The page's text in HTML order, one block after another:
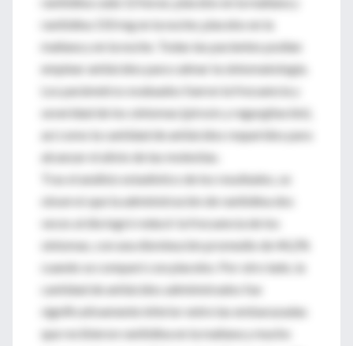
ranitidina 150 mg en la noche; placebo en la
mañana y en la noche. Todas las pacientes podían
emplear antiácidos para calmar la sintomatología.
Los parámetros evaluados fueron la frecuencia y
severidad de los síntomas (pirosis y regurgitación),
así como la cantidad de antiácidos requeridos para
alcanzar el alivio de las molestias.
Tras el análisis estadístico de los resultados, se
observó que la administración de ranitidina dos
veces al día logró reducir la frecuencia de los
síntomas, con una disminución promedio de 44,2%
cuando se comparó con placebo. Por otro lado, la
cantidad de antiácidos administrados fue
significativamente inferior entre las embarazadas
que recibieron ranitidina en la mañana y mucho